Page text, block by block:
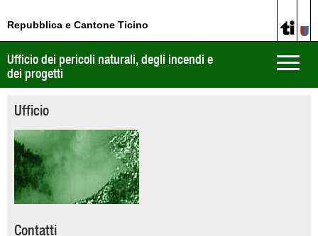
Repubblica e Cantone Ticino
Toggle
Ufficio dei pericoli naturali, degli incendi e
dei progetti
Ufficio
Contatti